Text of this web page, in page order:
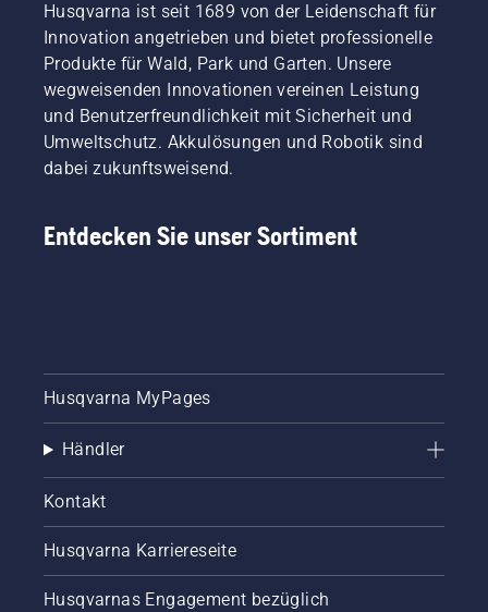
Husqvarna ist seit 1689 von der Leidenschaft für
Innovation angetrieben und bietet professionelle
Produkte für Wald, Park und Garten. Unsere
wegweisenden Innovationen vereinen Leistung
und Benutzerfreundlichkeit mit Sicherheit und
Umweltschutz. Akkulösungen und Robotik sind
dabei zukunftsweisend.
Entdecken Sie unser Sortiment
Husqvarna MyPages
Händler
Kontakt
Husqvarna Karriereseite
Husqvarnas Engagement bezüglich